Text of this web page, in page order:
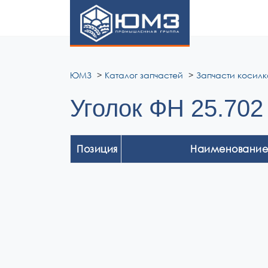
ЮМЗ Каталог запчастей Запчасти
Уголок ФН 25.702
Позиция Наименование